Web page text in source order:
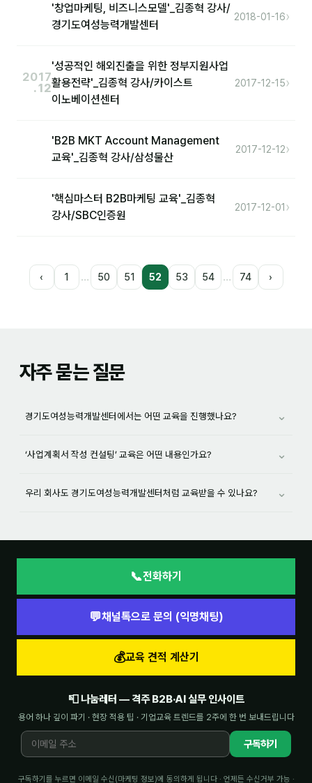
'창업마케팅, 비즈니스모델'_김종혁 강사/
경기도여성능력개발센터
2018-01-16›
2017
.12
'성공적인 해외진출을 위한 정부지원사업
활용전략'_김종혁 강사/카이스트
이노베이션센터
2017-12-15›
'B2B MKT Account Management
교육'_김종혁 강사/삼성물산
2017-12-12›
'핵심마스터 B2B마케팅 교육'_김종혁
강사/SBC인증원
2017-12-01 ›
‹ 1 … 50 51 52 53 54 … 74 ›
자주 묻는 질문
경기도여성능력개발센터에서는 어떤 교육을 진행했나요? ⌄
‘사업계획서 작성 컨설팅’ 교육은 어떤 내용인가요? ⌄
우리 회사도 경기도여성능력개발센터처럼 교육받을 수 있나요? ⌄
📞전화하기
💬채널톡으로 문의 (익명채팅)
💰교육 견적 계산기
📮 나눔레터 — 격주 B2B·AI 실무 인사이트
용어 하나 깊이 파기 · 현장 적용 팁 · 기업교육 트렌드를 2주에 한 번 보내드립니다
구독하기
구독하기를 누르면 이메일 수신(마케팅 정보)에 동의하게 됩니다 · 언제든 수신거부 가능 ·